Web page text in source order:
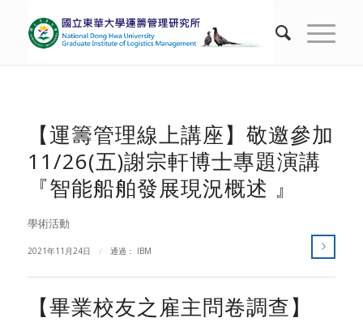
【運籌管理線上講座】敬邀參加
11/26(五)謝宗軒博士專題演講
『智能船舶發展現況概述 』
學術活動
2021年11月24日 / 通過： IBM
【畢業校友之雇主問卷調查】